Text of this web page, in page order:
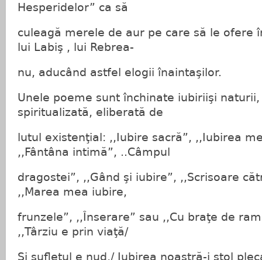
Hesperidelor” ca să
culeagă merele de aur pe care să le ofere
lui Labiş , lui Rebrea-
nu, aducând astfel elogii înaintaşilor.
Unele poeme sunt închinate iubiriişi
spiritualizată, eliberată de
lutul existenţial: ,,Iubire sacră”, ,,Iubirea
,,Fântâna intimă”, ..Câmpul
dragostei”, ,,Gând şi iubire”, ,,Scrisoare
,,Marea mea iubire,
frunzele”, ,,Înserare” sau ,,Cu braţe de
,,Târziu e prin viaţă/
Şi sufletul e nud,/ Iubirea noastră-i stol